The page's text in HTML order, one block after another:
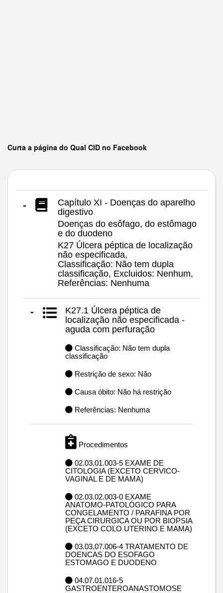
Curta a página do Qual CID no Facebook
-
Capítulo XI - Doenças do aparelho
digestivo
Doenças do esôfago, do estômago
e do duodeno
K27 Úlcera péptica de localização
não especificada,
Classificação: Não tem dupla
classificação, Excluidos: Nenhum,
Referências: Nenhuma
-
K27.1 Úlcera péptica de
localização não especificada -
aguda com perfuração
Classificação: Não tem dupla
classificação
Restrição de sexo: Não
Causa óbito: Não há restrição
Referências: Nenhuma
Procedimentos
02.03.01.003-5 EXAME DE
CITOLOGIA (EXCETO CERVICO-
VAGINAL E DE MAMA)
02.03.02.003-0 EXAME
ANATOMO-PATOLÓGICO PARA
CONGELAMENTO / PARAFINA POR
PEÇA CIRURGICA OU POR BIOPSIA
(EXCETO COLO UTERINO E MAMA)
03.03.07.006-4 TRATAMENTO DE
DOENCAS DO ESOFAGO
ESTOMAGO E DUODENO
04.07.01.016-5
GASTROENTEROANASTOMOSE